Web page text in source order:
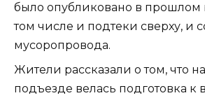
было опубликовано в прошлом
том числе и подтеки сверху, и
мусоропровода.
Жители рассказали о том, что
подъезде велась подготовка к